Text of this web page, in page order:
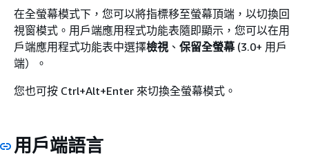
在全螢幕模式下，您可以將指標移至螢幕頂端，以切換回
視窗模式。用戶端應用程式功能表隨即顯示，您可以在用
戶端應用程式功能表中選擇檢視 、 保留全螢幕(3.0+ 用戶
端）。
您也可按 Ctrl+Alt+Enter 來切換全螢幕模式。
用戶端語言